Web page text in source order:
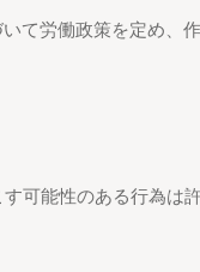
て労働政策を定め
可能性のある行為は